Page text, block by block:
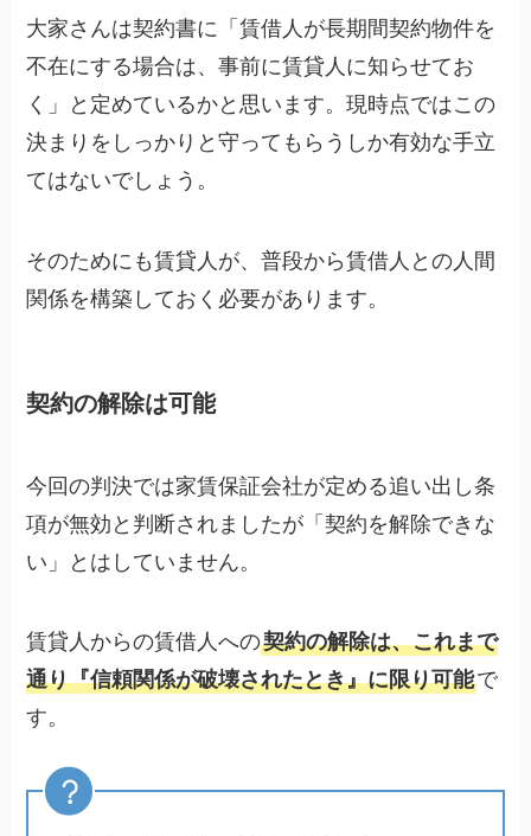
大家さんは契約書に「賃借人が長期間契約物件を
不在にする場合は、事前に賃貸人に知らせてお
く」と定めているかと思います。現時点ではこの
決まりをしっかりと守ってもらうしか有効な手立
てはないでしょう。
そのためにも賃貸人が、普段から賃借人との人間
関係を構築しておく必要があります。
契約の解除は可能
今回の判決では家賃保証会社が定める追い出し条
項が無効と判断されましたが「契約を解除できな
い」とはしていません。
賃貸人からの賃借人への契約の解除は、これまで
通り『信頼関係が破壊されたとき』に限り可能で
す。